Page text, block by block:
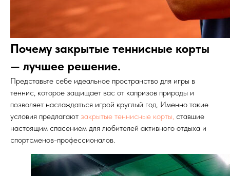
Почему закрытые теннисные корты
— лучшее решение.
Представьте себе идеальное пространство для игры в
теннис, которое защищает вас от капризов природы и
позволяет наслаждаться игрой круглый год. Именно такие
условия предлагают закрытые теннисные корты, ставшие
настоящим спасением для любителей активного отдыха и
спортсменов-профессионалов.